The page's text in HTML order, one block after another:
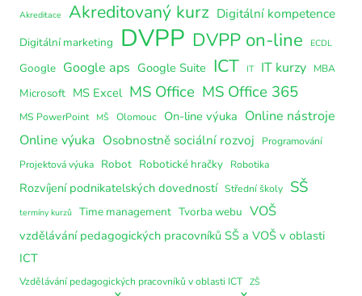
Akreditace Akreditovaný kurz Digitální kompetence
Digitální marketing DVPP DVPP on-line ECDL
Google Google aps Google Suite ICT IT IT kurzy MBA
Microsoft MS Excel MS Office MS Office 365
MS PowerPoint MŠ Olomouc On-line výuka Online nástroje
Online výuka Osobnostně sociální rozvoj
Programování
Projektová výuka
Robot Robotické hračky Robotika
Rozvíjení podnikatelských dovedností Střední školy SŠ
termíny kurzů Time management Tvorba webu VOŠ
vzdělávání pedagogických pracovníků SŠ a VOŠ v oblasti
ICT
Vzdělávání pedagogických pracovníků v oblasti ICT ZŠ